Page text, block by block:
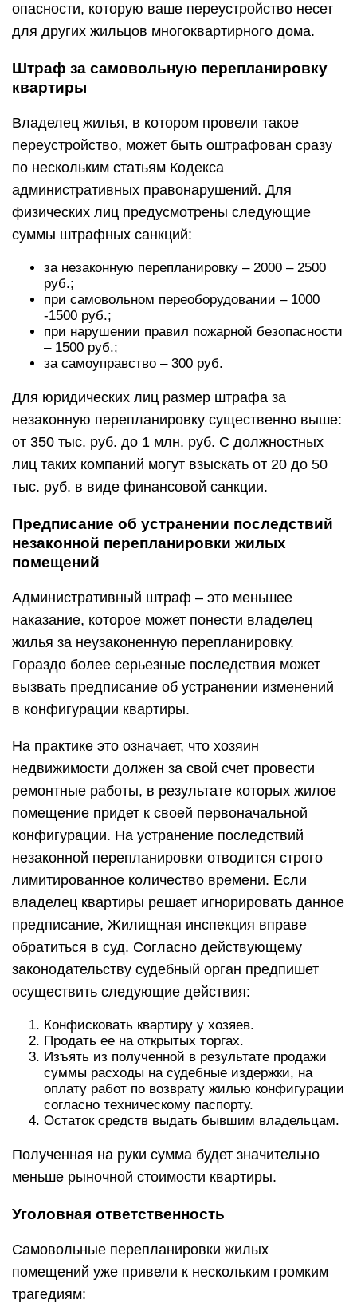
опасности, которую ваше переустройство несет
для других жильцов многоквартирного дома.
Штраф за самовольную перепланировку
квартиры
Владелец жилья, в котором провели такое
переустройство, может быть оштрафован сразу
по нескольким статьям Кодекса
административных правонарушений. Для
физических лиц предусмотрены следующие
суммы штрафных санкций:
за незаконную перепланировку – 2000 – 2500
руб.;
при самовольном переоборудовании – 1000
-1500 руб.;
при нарушении правил пожарной безопасности
– 1500 руб.;
за самоуправство – 300 руб.
Для юридических лиц размер штрафа за
незаконную перепланировку существенно выше:
от 350 тыс. руб. до 1 млн. руб. С должностных
лиц таких компаний могут взыскать от 20 до 50
тыс. руб. в виде финансовой санкции.
Предписание об устранении последствий
незаконной перепланировки жилых
помещений
Административный штраф – это меньшее
наказание, которое может понести владелец
жилья за неузаконенную перепланировку.
Гораздо более серьезные последствия может
вызвать предписание об устранении изменений
в конфигурации квартиры.
На практике это означает, что хозяин
недвижимости должен за свой счет провести
ремонтные работы, в результате которых жилое
помещение придет к своей первоначальной
конфигурации. На устранение последствий
незаконной перепланировки отводится строго
лимитированное количество времени. Если
владелец квартиры решает игнорировать данное
предписание, Жилищная инспекция вправе
обратиться в суд. Согласно действующему
законодательству судебный орган предпишет
осуществить следующие действия:
Конфисковать квартиру у хозяев.
Продать ее на открытых торгах.
Изъять из полученной в результате продажи
суммы расходы на судебные издержки, на
оплату работ по возврату жилью конфигурации
согласно техническому паспорту.
Остаток средств выдать бывшим владельцам.
Полученная на руки сумма будет значительно
меньше рыночной стоимости квартиры.
Уголовная ответственность
Самовольные перепланировки жилых
помещений уже привели к нескольким громким
трагедиям: